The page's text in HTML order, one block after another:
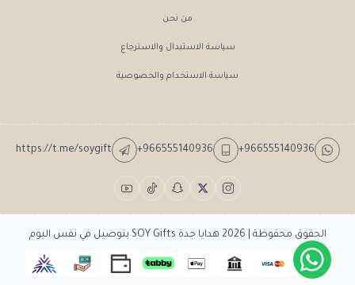
من نحن
سياسة الاستبدال والاسترجاع
سياسة الاستخدام والخصوصية
+966555140936
+966555140936
https://t.me/soygift
الحقوق محفوظة | 2026 هدايا جدة SOY Gifts بتوصيل في نفس اليوم